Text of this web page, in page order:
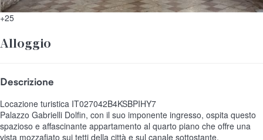
+25
Alloggio
Descrizione
Locazione turistica IT027042B4KSBPIHY7
Palazzo Gabrielli Dolfin, con il suo imponente ingresso, ospita questo
spazioso e affascinante appartamento al quarto piano che offre una
vista mozzafiato sui tetti della città e sul canale sottostante.